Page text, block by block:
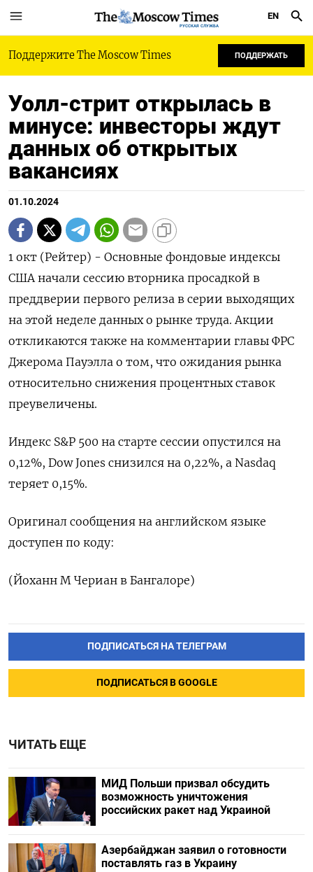
РУССКАЯ СЛУЖБА
EN
Поддержите The Moscow Times ПОДДЕРЖАТЬ
Уолл-стрит открылась в
минусе: инвесторы ждут
данных об открытых
вакансиях
01.10.2024
1 окт (Рейтер) - Основные фондовые индексы
США начали сессию вторника просадкой в
преддверии первого релиза в серии выходящих
на этой неделе данных о рынке труда. Акции
откликаются также на комментарии главы ФРС
Джерома Пауэлла о том, что ожидания рынка
относительно снижения процентных ставок
преувеличены.
Индекс S&P 500 на старте сессии опустился на
0,12%, Dow Jones снизился на 0,22%, а Nasdaq
теряет 0,15%.
Оригинал сообщения на английском языке
доступен по коду:
(Йоханн М Чериан в Бангалоре)
ПОДПИСАТЬСЯ НА ТЕЛЕГРАМ
ПОДПИСАТЬСЯ В GOOGLE
ЧИТАТЬ ЕЩЕ
МИД Польши призвал обсудить
возможность уничтожения
российских ракет над Украиной
Азербайджан заявил о готовности
поставлять газ в Украину